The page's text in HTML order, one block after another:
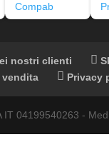
nostri clienti
Privacy
IT 04199540263 -